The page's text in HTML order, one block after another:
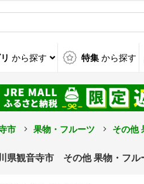
から探す 特集 から探す
市 果物・フルーツ その他
県観音寺市 その他 果物・フル